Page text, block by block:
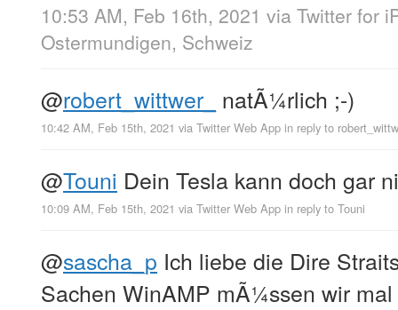
10:53 AM, Feb 16th, 2021 via Twitter for
Ostermundigen, Schweiz
@robert_wittwer_ natÃ¼rlich ;-)
10:42 AM, Feb 15th, 2021 via Twitter Web App in reply to
@Touni Dein Tesla kann doch gar
10:09 AM, Feb 15th, 2021 via Twitter Web App in reply to Touni
@sascha_p Ich liebe die Dire
Sachen WinAMP mÃ¼ssen wir